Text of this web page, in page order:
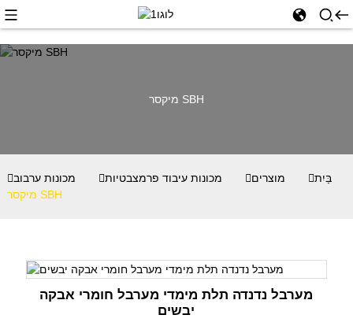
מיקסר SBH
בַּיִת מוצרים מכונות עיבוד פרמצבטיות
מכונות ערבוב
מיקסר SBH
מערבל נדנדה תלת מימדי מערבל חומרי אבקה
יבשים